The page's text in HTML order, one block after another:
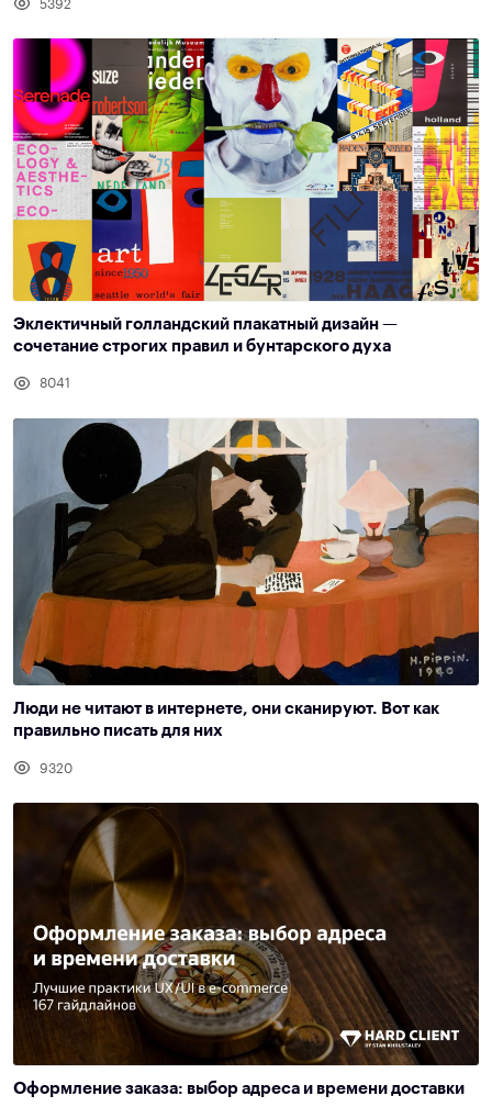
5392
Эклектичный голландский плакатный дизайн —
сочетание строгих правил и бунтарского духа
8041
Люди не читают в интернете, они сканируют. Вот как
правильно писать для них
9320
Оформление заказа: выбор адреса и времени доставки